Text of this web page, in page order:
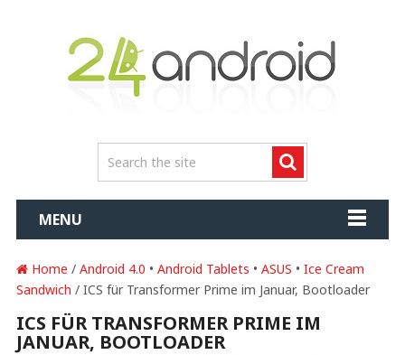
MENU
Home / Android 4.0 • Android Tablets • ASUS • Ice Cream
Sandwich / ICS für Transformer Prime im Januar, Bootloader
ICS FÜR TRANSFORMER PRIME IM
JANUAR, BOOTLOADER